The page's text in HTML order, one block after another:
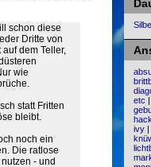
etc |
ivy |
schon diese
Dritte von
dem Teller,
wie
statt Fritten
bleibt.
noch ein
Die ratlose
- und